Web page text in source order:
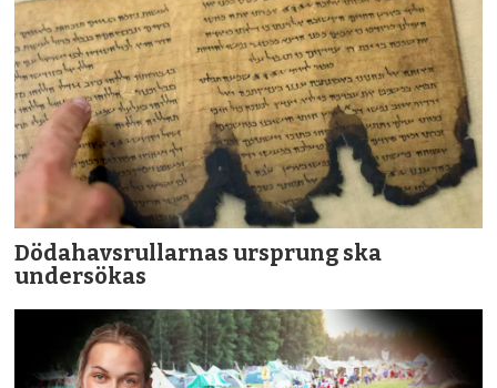
Dödahavsrullarnas ursprung ska
undersökas